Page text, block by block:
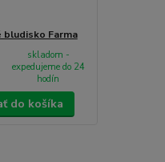
Farma
skladom -
expedujeme do 24
hodín
do košíka